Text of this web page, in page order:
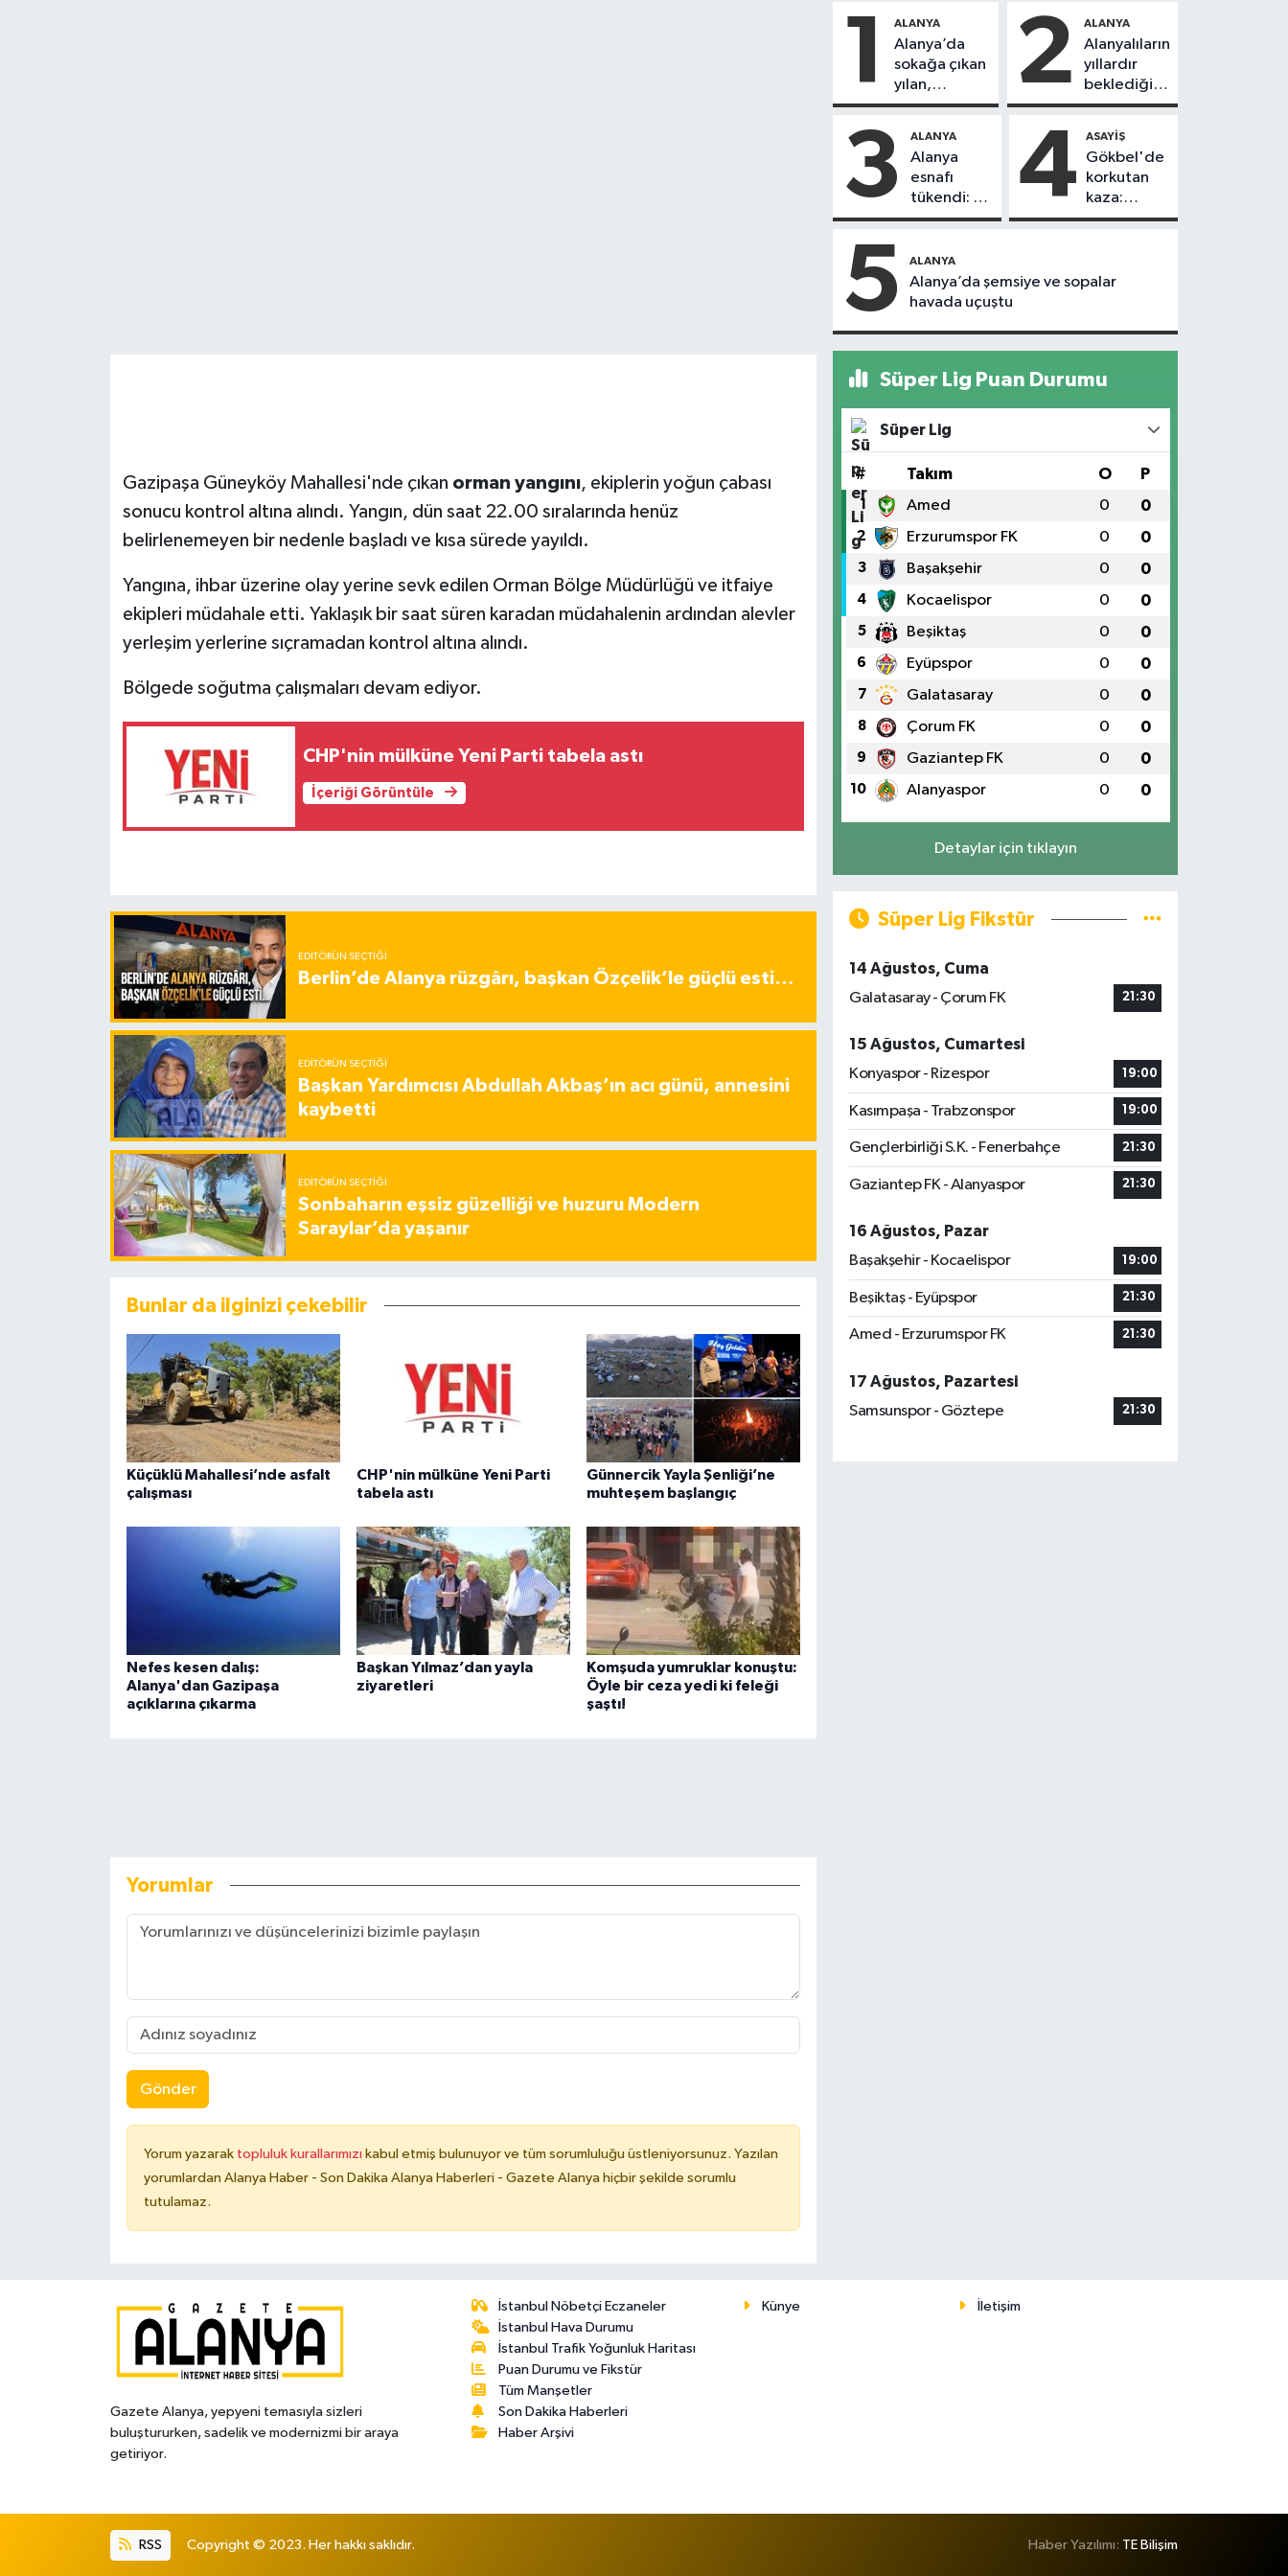
Gazipaşa Güneyköy Mahallesi'nde çıkan orman yangını, ekiplerin yoğun çabası
sonucu kontrol altına alındı. Yangın, dün saat 22.00 sıralarında henüz
belirlenemeyen bir nedenle başladı ve kısa sürede yayıldı.
Yangına, ihbar üzerine olay yerine sevk edilen Orman Bölge Müdürlüğü ve itfaiye
ekipleri müdahale etti. Yaklaşık bir saat süren karadan müdahalenin ardından alevler
yerleşim yerlerine sıçramadan kontrol altına alındı.
Bölgede soğutma çalışmaları devam ediyor.
CHP'nin mülküne Yeni Parti tabela astı
İçeriği Görüntüle
EDITÖRÜN SEÇTIĞI
Berlin’de Alanya rüzgârı, başkan Özçelik’le güçlü esti…
EDITÖRÜN SEÇTIĞI
Başkan Yardımcısı Abdullah Akbaş’ın acı günü, annesini
kaybetti
EDITÖRÜN SEÇTIĞI
Sonbaharın eşsiz güzelliği ve huzuru Modern
Saraylar’da yaşanır
Bunlar da ilginizi çekebilir
Küçüklü Mahallesi’nde asfalt
çalışması
CHP'nin mülküne Yeni Parti
tabela astı
Günnercik Yayla Şenliği’ne
muhteşem başlangıç
Nefes kesen dalış:
Alanya'dan Gazipaşa
açıklarına çıkarma
Başkan Yılmaz’dan yayla
ziyaretleri
Komşuda yumruklar konuştu:
Öyle bir ceza yedi ki feleği
şaştı!
Yorumlar
Gönder
Yorum yazarak topluluk kurallarımızı kabul etmiş bulunuyor ve tüm sorumluluğu üstleniyorsunuz. Yazılan
yorumlardan Alanya Haber - Son Dakika Alanya Haberleri - Gazete Alanya hiçbir şekilde sorumlu
tutulamaz.
1 ALANYA
Alanya’da
sokağa çıkan
yılan,
vatandaşı
2 ALANYA
Alanyalıların
yıllardır
beklediği
yol askıdan
3 ALANYA
Alanya
esnafı
tükendi: 1
ayda 150
kapandı
4 ASAYIŞ
Gökbel'de
korkutan
kaza:
Başkanın
çarptı
5 ALANYA
Alanya’da şemsiye ve sopalar
havada uçuştu
Süper Lig Puan Durumu
Süper Lig
# Takım O P
1 Amed 0 0
2 Erzurumspor FK 0 0
3 Başakşehir 0 0
4 Kocaelispor 0 0
5 Beşiktaş 0 0
6 Eyüpspor 0 0
7 Galatasaray 0 0
8 Çorum FK 0 0
9 Gaziantep FK 0 0
10 Alanyaspor 0 0
Detaylar için tıklayın
Süper Lig Fikstür
14 Ağustos, Cuma
Galatasaray - Çorum FK
21:30
15 Ağustos, Cumartesi
Konyaspor - Rizespor
19:00
Kasımpaşa - Trabzonspor 19:00
Gençlerbirliği S.K. - Fenerbahçe 21:30
Gaziantep FK - Alanyaspor 21:30
16 Ağustos, Pazar
Başakşehir - Kocaelispor
19:00
Beşiktaş - Eyüpspor 21:30
Amed - Erzurumspor FK 21:30
17 Ağustos, Pazartesi
Samsunspor - Göztepe
21:30
Gazete Alanya, yepyeni temasıyla sizleri
buluştururken, sadelik ve modernizmi bir araya
getiriyor.
İstanbul Nöbetçi Eczaneler
İstanbul Hava Durumu
İstanbul Trafik Yoğunluk Haritası
Puan Durumu ve Fikstür
Tüm Manşetler
Son Dakika Haberleri
Haber Arşivi
Künye İletişim
RSS Copyright © 2023. Her hakkı saklıdır. Haber Yazılımı: TE Bilişim